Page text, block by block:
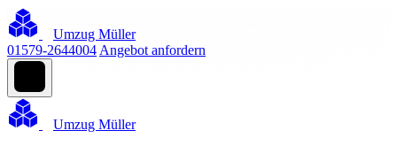
Umzug Müller
01579-2644004 Angebot anfordern
Umzug Müller